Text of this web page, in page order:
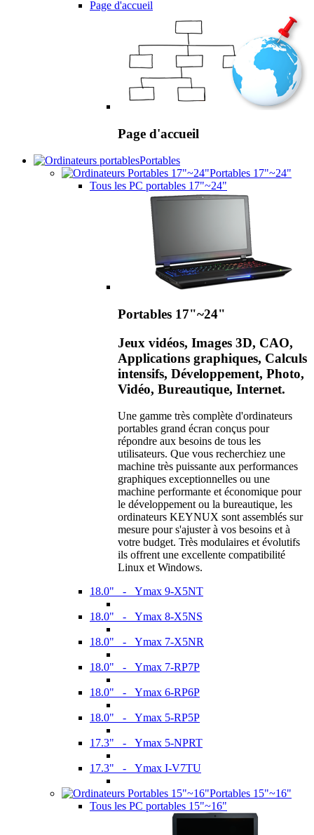
Page d'accueil
Page d'accueil
Portables
Portables 17"~24"
Tous les PC portables 17"~24"
Portables 17"~24"
Jeux vidéos, Images 3D, CAO,
Applications graphiques, Calculs
intensifs, Développement, Photo,
Vidéo, Bureautique, Internet.
Une gamme très complète d'ordinateurs
portables grand écran conçus pour
répondre aux besoins de tous les
utilisateurs. Que vous recherchiez une
machine très puissante aux performances
graphiques exceptionnelles ou une
machine performante et économique pour
le développement ou la bureautique, les
ordinateurs KEYNUX sont assemblés sur
mesure pour s'ajuster à vos besoins et à
votre budget. Très modulaires et évolutifs
ils offrent une excellente compatibilité
Linux et Windows.
18.0" - Ymax 9-X5NT
18.0" - Ymax 8-X5NS
18.0" - Ymax 7-X5NR
18.0" - Ymax 7-RP7P
18.0" - Ymax 6-RP6P
18.0" - Ymax 5-RP5P
17.3" - Ymax 5-NPRT
17.3" - Ymax I-V7TU
Portables 15"~16"
Tous les PC portables 15"~16"